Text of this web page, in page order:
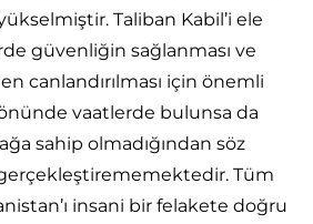
Taliban Kabil’i ele
güvenliğin sağlanması ve
canlandırılması için önemli
vaatlerde bulunsa da
sahip olmadığından söz
Tüm
insani bir felakete doğru